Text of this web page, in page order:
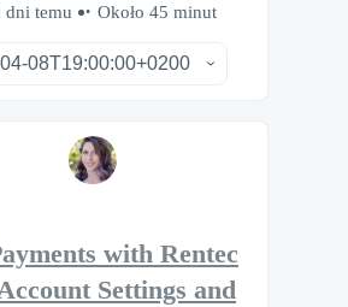
dni temu Około 45 minut
with Rentec
Settings and